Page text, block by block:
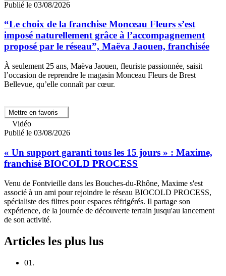
Publié le 03/08/2026
“Le choix de la franchise Monceau Fleurs s’est
imposé naturellement grâce à l’accompagnement
proposé par le réseau”, Maëva Jaouen, franchisée
À seulement 25 ans, Maëva Jaouen, fleuriste passionnée, saisit
l’occasion de reprendre le magasin Monceau Fleurs de Brest
Bellevue, qu’elle connaît par cœur.
Mettre en favoris
Vidéo
Publié le 03/08/2026
« Un support garanti tous les 15 jours » : Maxime,
franchisé BIOCOLD PROCESS
Venu de Fontvieille dans les Bouches-du-Rhône, Maxime s'est
associé à un ami pour rejoindre le réseau BIOCOLD PROCESS,
spécialiste des filtres pour espaces réfrigérés. Il partage son
expérience, de la journée de découverte terrain jusqu'au lancement
de son activité.
Articles les plus lus
01.